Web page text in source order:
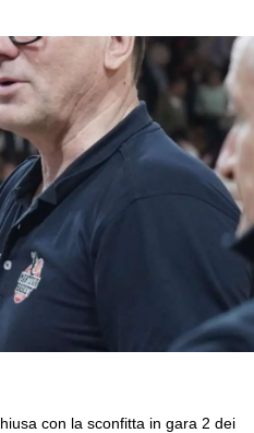
con la sconfitta in gara 2 dei